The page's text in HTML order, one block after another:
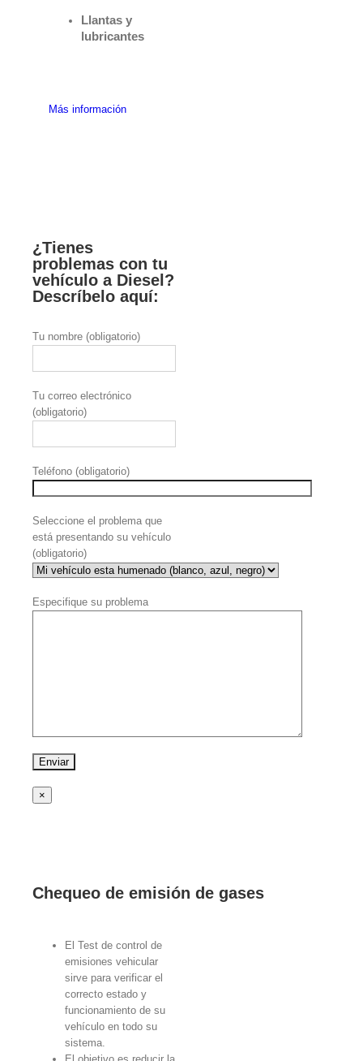
Llantas y
lubricantes
Más información
¿Tienes
problemas con tu
vehículo a Diesel?
Descríbelo aquí:
Tu nombre (obligatorio)
Tu correo electrónico
(obligatorio)
Teléfono (obligatorio)
Seleccione el problema que
está presentando su vehículo
(obligatorio)
Especifique su problema
×
Chequeo de emisión de gases
El Test de control de
emisiones vehicular
sirve para verificar el
correcto estado y
funcionamiento de su
vehículo en todo su
sistema.